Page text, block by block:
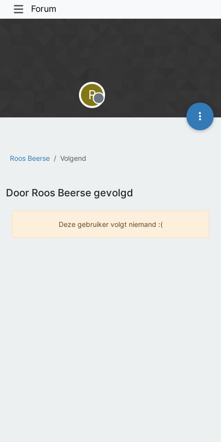
Forum
Roos Beerse Volgend
R
Offline
Door Roos Beerse gevolgd
Deze gebruiker volgt niemand :(